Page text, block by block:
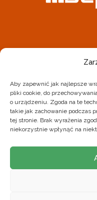
Aby zapewnić jak najlepsze
pliki cookie, do
o urządzeniu. Zgoda na te
takie jak zachowanie podczas
tej stronie. Brak wyrażenia
niekorzystnie wpłynąć na
REALIZATOREM
BIELSKIE
43-300
699-713-669